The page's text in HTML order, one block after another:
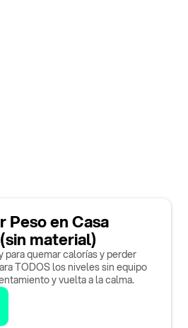
Peso en Casa
material)
para quemar calorías y perder
TODOS los niveles sin equipo
y vuelta a la calma.